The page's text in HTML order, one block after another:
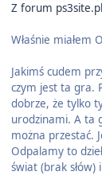
Z forum ps3site.pl
Właśnie miałem
Jakimś cudem
czym jest ta gra.
dobrze, że tylko
urodzinami. A ta
można przestać.
Odpalamy to
świat (brak słów)